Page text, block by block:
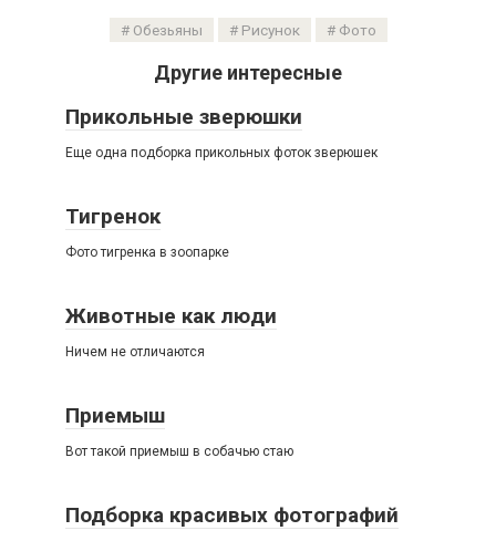
Обезьяны Рисунок Фото
Другие интересные
Прикольные зверюшки
Еще одна подборка прикольных фоток зверюшек
Тигренок
Фото тигренка в зоопарке
Животные как люди
Ничем не отличаются
Приемыш
Вот такой приемыш в собачью стаю
Подборка красивых фотографий